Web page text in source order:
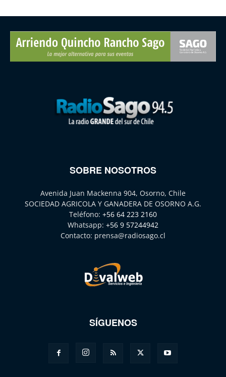
SOBRE NOSOTROS
Avenida Juan Mackenna 904, Osorno, Chile
SOCIEDAD AGRICOLA Y GANADERA DE OSORNO A.G.
Teléfono: +56 64 223 2160
Whatsapp: +56 9 57244942
Contacto: prensa@radiosago.cl
SÍGUENOS